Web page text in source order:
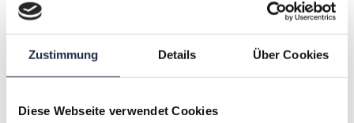
Zustimmung Details Über Cookies
Diese Webseite verwendet Cookies
November 2018
DI.
20